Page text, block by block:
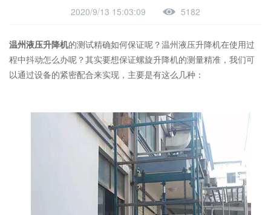
2020/9/13 15:03:09 5182
温州液压升降机的测试精确如何保证呢？温州液压升降机在使用过
程中抖动怎么办呢？其实要想保证螺旋升降机的测量精准，我们可
以通过设备的紧密配合来实现，主要是有这么几种：